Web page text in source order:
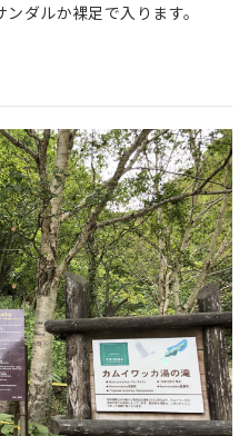
ダルか裸足で入ります。